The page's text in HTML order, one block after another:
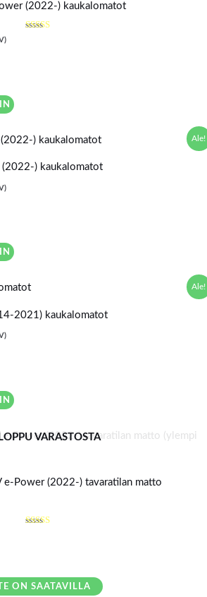
(2022-) kaukalomatot
Ale!
(2022-) kaukalomatot
Ale!
2021) kaukalomatot
VARASTOSTA
e-Power (2022-) tavaratilan matto
ON SAATAVILLA